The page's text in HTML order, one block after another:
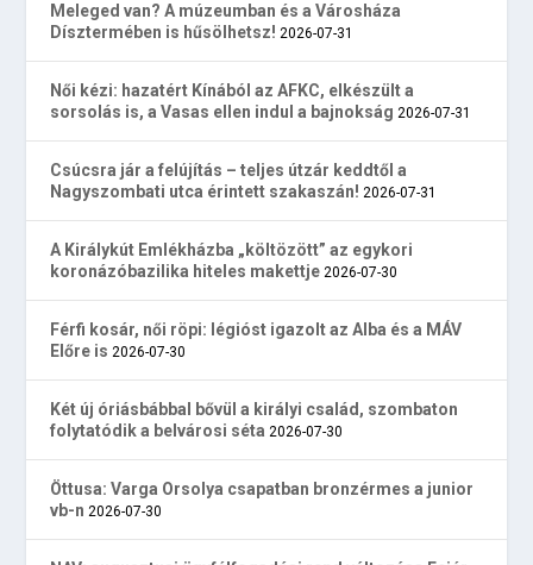
Meleged van? A múzeumban és a Városháza
Dísztermében is hűsölhetsz! 2026-07-31
Női kézi: hazatért Kínából az AFKC, elkészült a
sorsolás is, a Vasas ellen indul a bajnokság 2026-07-31
Csúcsra jár a felújítás – teljes útzár keddtől a
Nagyszombati utca érintett szakaszán! 2026-07-31
A Királykút Emlékházba „költözött” az egykori
koronázóbazilika hiteles makettje 2026-07-30
Férfi kosár, női röpi: légióst igazolt az Alba és a MÁV
Előre is 2026-07-30
Két új óriásbábbal bővül a királyi család, szombaton
folytatódik a belvárosi séta 2026-07-30
Öttusa: Varga Orsolya csapatban bronzérmes a junior
vb-n 2026-07-30